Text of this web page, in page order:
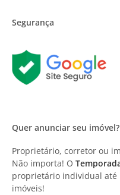
Segurança
Quer anunciar seu imóvel?
Proprietário, corretor ou
Não importa! O
proprietário individual até
imóveis!